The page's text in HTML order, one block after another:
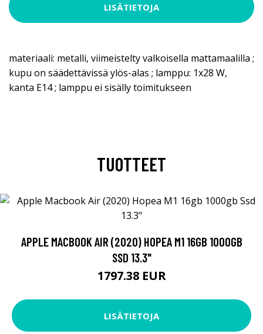
LISÄTIETOJA
materiaali: metalli, viimeistelty valkoisella mattamaalilla ;
kupu on säädettävissä ylös-alas ; lamppu: 1x28 W,
kanta E14 ; lamppu ei sisälly toimitukseen
TUOTTEET
APPLE MACBOOK AIR (2020) HOPEA M1 16GB 1000GB
SSD 13.3"
1797.38 EUR
LISÄTIETOJA